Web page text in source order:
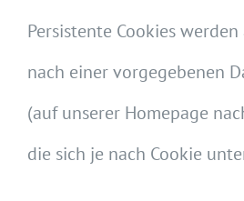
Persistente Cookies
nach einer vorgegebenen
(auf unserer Homepage
die sich je nach Cookie